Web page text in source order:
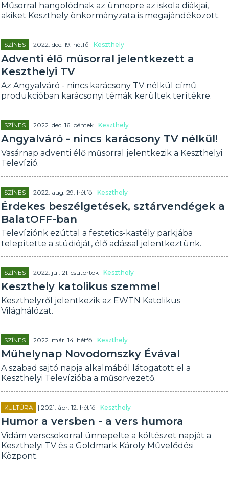
Műsorral hangolódnak az ünnepre az iskola diákjai,
akiket Keszthely önkormányzata is megajándékozott.
SZÍNES | 2022. dec. 19. hétfő |Keszthely
Adventi élő műsorral jelentkezett a
Keszthelyi TV
Az Angyalváró - nincs karácsony TV nélkül című
produkcióban karácsonyi témák kerültek terítékre.
SZÍNES | 2022. dec. 16. péntek |Keszthely
Angyalváró - nincs karácsony TV nélkül!
Vasárnap adventi élő műsorral jelentkezik a Keszthelyi
Televízió.
SZÍNES | 2022. aug. 29. hétfő |Keszthely
Érdekes beszélgetések, sztárvendégek a
BalatOFF-ban
Televíziónk ezúttal a festetics-kastély parkjába
telepítette a stúdióját, élő adással jelentkeztünk.
SZÍNES | 2022. júl. 21. csütörtök |Keszthely
Keszthely katolikus szemmel
Keszthelyről jelentkezik az EWTN Katolikus
Világhálózat.
SZÍNES | 2022. már. 14. hétfő |Keszthely
Műhelynap Novodomszky Évával
A szabad sajtó napja alkalmából látogatott el a
Keszthelyi Televízióba a műsorvezető.
KULTÚRA | 2021. ápr. 12. hétfő |Keszthely
Humor a versben - a vers humora
Vidám verscsokorral ünnepelte a költészet napját a
Keszthelyi TV és a Goldmark Károly Művelődési
Központ.